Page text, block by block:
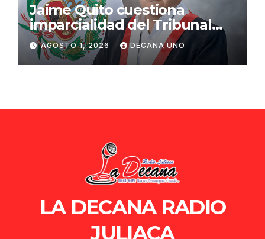
Jaime Quito cuestiona
imparcialidad del Tribunal
Constitucional tras liberación
de Ollanta Humala
AGOSTO 1, 2026 DECANA UNO
LA DECANA RADIO
JULIACA